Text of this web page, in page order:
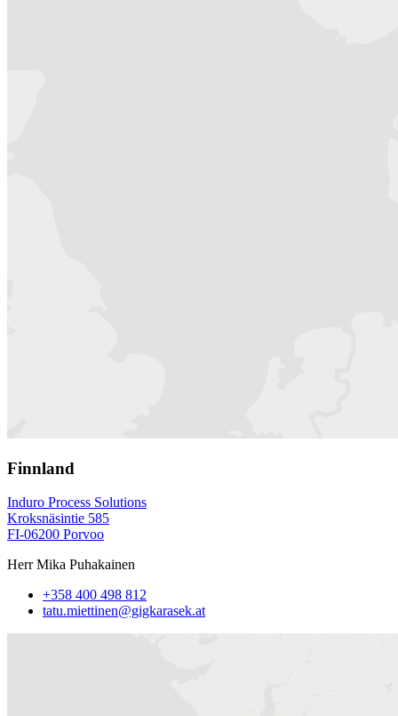
Finnland
Induro Process Solutions
Kroksnäsintie 585
FI-06200 Porvoo
Herr Mika Puhakainen
+358 400 498 812
tatu.miettinen@gigkarasek.at